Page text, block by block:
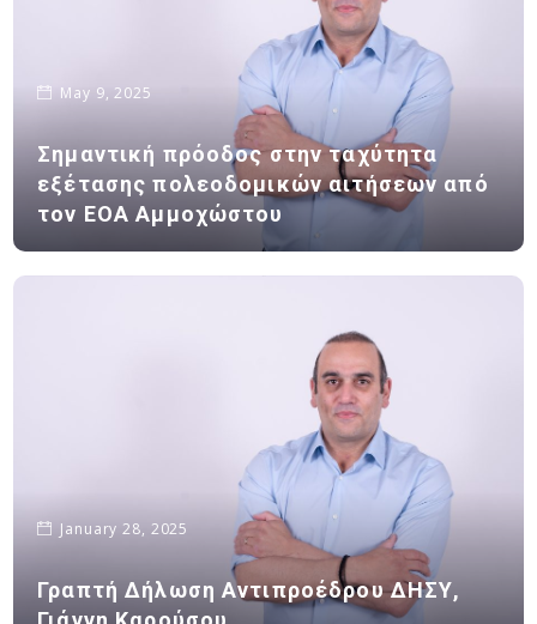
May 9, 2025
Σημαντική πρόοδος στην ταχύτητα
εξέτασης πολεοδομικών αιτήσεων από
τον ΕΟΑ Αμμοχώστου
January 28, 2025
Γραπτή Δήλωση Αντιπροέδρου ΔΗΣΥ,